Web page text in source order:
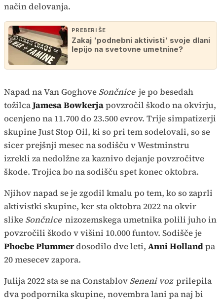
način delovanja.
PREBERI ŠE
Zakaj 'podnebni aktivisti' svoje dlani
lepijo na svetovne umetnine?
Napad na Van Goghove Sončnice je po besedah
tožilcaJamesa Bowkerjapovzročil škodo na okvirju,
ocenjeno na 11.700 do 23.500 evrov. Trije simpatizerji
skupine Just Stop Oil, ki so pri tem sodelovali, so se
sicer prejšnji mesec na sodišču v Westminstru
izrekli za nedolžne za kaznivo dejanje povzročitve
škode. Trojica bo na sodišču spet konec oktobra.
Njihov napad se je zgodil kmalu po tem, ko so zaprli
aktivistki skupine, ker sta oktobra 2022 na okvir
slike Sončnice nizozemskega umetnika polili juho in
povzročili škodo v višini 10.000 funtov. Sodišče je
Phoebe Plummerdosodilo dve leti, Anni Hollandpa
20 mesecev zapora.
Julija 2022 sta se na Constablov Seneni voz prilepila
dva podpornika skupine, novembra lani pa naj bi